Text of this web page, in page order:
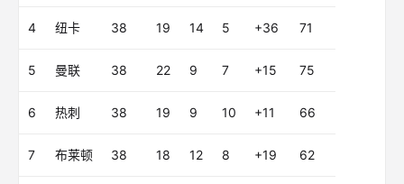
4 纽卡 38 19 14 5 +36 71
5 曼联 38 22 9 7 +15 75
6 热刺 38 19 9 10 +11 66
7 布莱顿 38 18 12 8 +19 62